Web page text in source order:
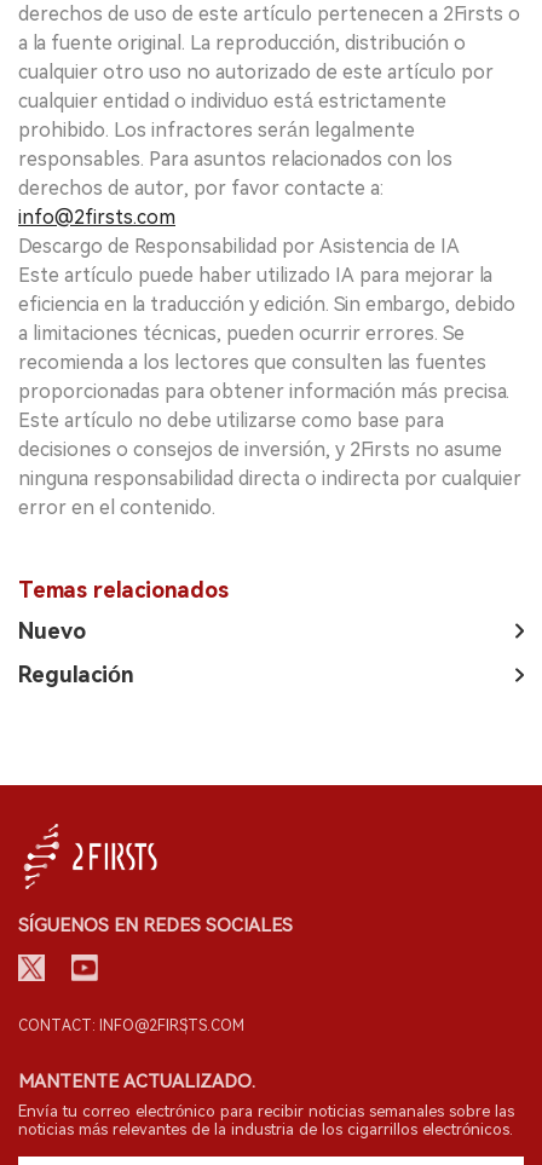
derechos de uso de este artículo pertenecen a 2Firsts o
a la fuente original. La reproducción, distribución o
cualquier otro uso no autorizado de este artículo por
cualquier entidad o individuo está estrictamente
prohibido. Los infractores serán legalmente
responsables. Para asuntos relacionados con los
derechos de autor, por favor contacte a:
info@2firsts.com
Descargo de Responsabilidad por Asistencia de IA
Este artículo puede haber utilizado IA para mejorar la
eficiencia en la traducción y edición. Sin embargo, debido
a limitaciones técnicas, pueden ocurrir errores. Se
recomienda a los lectores que consulten las fuentes
proporcionadas para obtener información más precisa.
Este artículo no debe utilizarse como base para
decisiones o consejos de inversión, y 2Firsts no asume
ninguna responsabilidad directa o indirecta por cualquier
error en el contenido.
Temas relacionados
Nuevo
Regulación
SÍGUENOS EN REDES SOCIALES
CONTACT: INFO@2FIRSTS.COM
MANTENTE ACTUALIZADO.
Envía tu correo electrónico para recibir noticias semanales sobre las
noticias más relevantes de la industria de los cigarrillos electrónicos.